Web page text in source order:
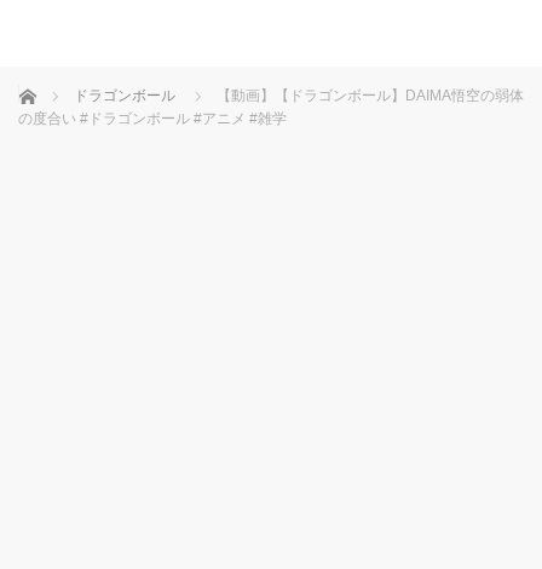
ホーム ドラゴンボール
【動画】【ドラゴンボール】DAIMA悟空の弱体
の度合い #ドラゴンボール #アニメ #雑学